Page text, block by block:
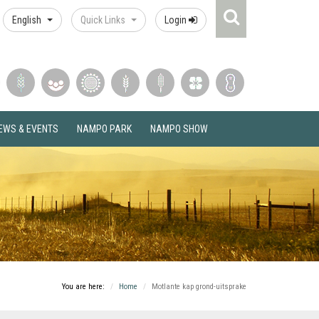
English Quick Links Login
& EVENTS NAMPO PARK NAMPO SHOW
You are here: Home Motlante kap grond-uitsprake